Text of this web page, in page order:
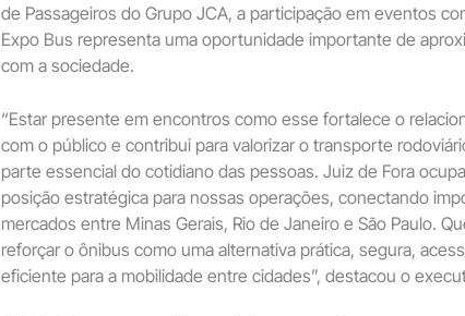
de Passageiros do Grupo JCA, a participação em eventos
Expo Bus representa uma oportunidade importante de
com a sociedade.
“Estar presente em encontros como esse fortalece o
com o público e contribui para valorizar o transporte
parte essencial do cotidiano das pessoas. Juiz de Fora
posição estratégica para nossas operações, conectando
mercados entre Minas Gerais, Rio de Janeiro e São Paulo.
reforçar o ônibus como uma alternativa prática, segura,
eficiente para a mobilidade entre cidades”, destacou o